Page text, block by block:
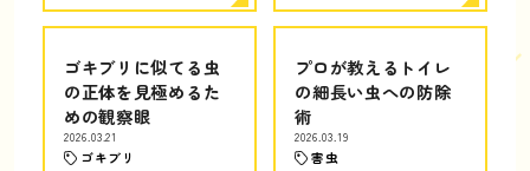
ゴキブリに似てる虫
の正体を見極めるた
めの観察眼
2026.03.21
ゴキブリ
プロが教えるトイレ
の細長い虫への防除
術
2026.03.19
害虫